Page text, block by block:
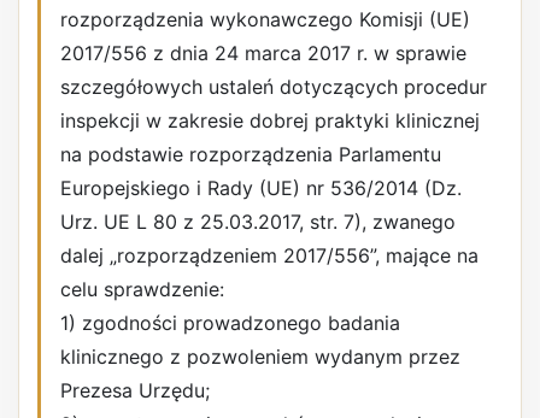
rozporządzenia wykonawczego Komisji (UE)
2017/556 z dnia 24 marca 2017 r. w sprawie
szczegółowych ustaleń dotyczących procedur
inspekcji w zakresie dobrej praktyki klinicznej
na podstawie rozporządzenia Parlamentu
Europejskiego i Rady (UE) nr 536/2014 (Dz.
Urz. UE L 80 z 25.03.2017, str. 7), zwanego
dalej „rozporządzeniem 2017/556”, mające na
celu sprawdzenie:
1) zgodności prowadzonego badania
klinicznego z pozwoleniem wydanym przez
Prezesa Urzędu;